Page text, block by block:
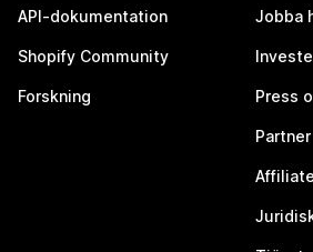
API-dokumentation
Shopify Community
Forskning
Jobba
Press
Partner